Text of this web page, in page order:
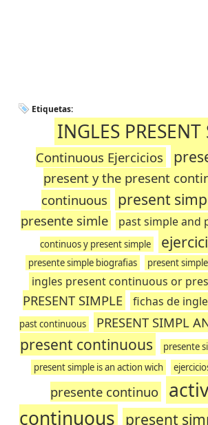
Etiquetas:
INGLES
Continuous Ejercicios
present y the present
continuous
present
presente simle
past simple and
continuos y present simple
presente simple biografias present
ingles present continuous or
PRESENT SIMPLE
fichas de
past continuous
PRESENT SIMPL
present continuous
presente
present simple is an action wich
presente continuo
continuous present